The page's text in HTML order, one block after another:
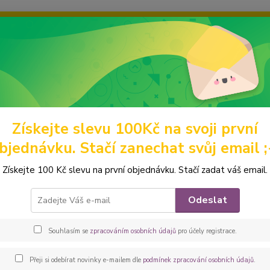
grafiku? Mám jich mnohem víc – napište mi a společně
Hledat
Peněženky Malé Mincovky Peštovka Mincovka *buldočci mint*
Mincovka *buldočci mint*
Získejte slevu 100Kč na svoji první
Stačí zanechat svůj email
Získejte 100 Kč slevu na první objednávku. Stačí zadat váš email.
Odeslat
Souhlasím se zpracováním osobních údajůpro účely registrace.
Přeji si odebírat novinky e-mailem dle podmínek zpracování osobních údajů.